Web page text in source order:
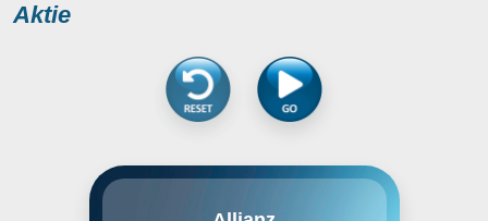
Aktie